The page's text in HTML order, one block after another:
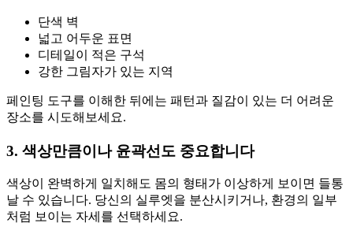
단색 벽
넓고 어두운 표면
디테일이 적은 구석
강한 그림자가 있는 지역
페인팅 도구를 이해한 뒤에는 패턴과 질감이 있는 더 어려운
장소를 시도해보세요.
3. 색상만큼이나 윤곽선도 중요합니다
색상이 완벽하게 일치해도 몸의 형태가 이상하게 보이면 들통
날 수 있습니다. 당신의 실루엣을 분산시키거나, 환경의 일부
처럼 보이는 자세를 선택하세요.